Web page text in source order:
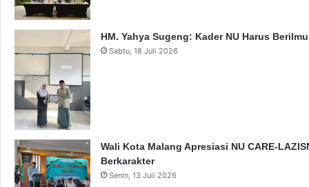
HM. Yahya Sugeng: Kader NU Harus
Sabtu, 18 Juli 2026
Wali Kota Malang Apresiasi NU CARE-
Berkarakter
Senin, 13 Juli 2026